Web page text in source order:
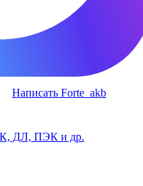
Написать Forte_akb
ДЛ, ПЭК и др.